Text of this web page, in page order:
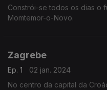
Constrói-se todos os dias o
Momtemor-o-Novo.
Zagrebe
Ep. 1
02 jan. 2024
No centro da capital da